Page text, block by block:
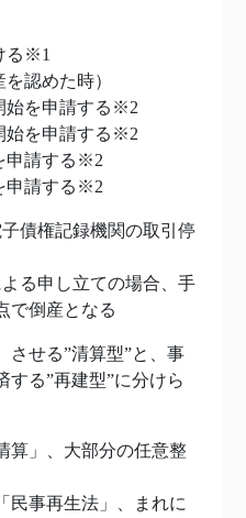
る※1
認めた時）
始を申請する※2
始を申請する※2
申請する※2
申請する※2
債権記録機関の取引停
る申し立ての場合、手
で倒産となる
させる”清算型”と、事
する”再建型”に分けら
算」、大部分の任意整
民事再生法」、まれに